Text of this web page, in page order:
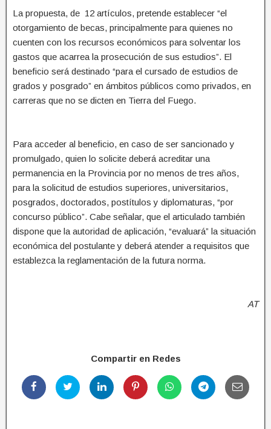
La propuesta, de 12 artículos, pretende establecer “el
otorgamiento de becas, principalmente para quienes no
cuenten con los recursos económicos para solventar los
gastos que acarrea la prosecución de sus estudios”. El
beneficio será destinado “para el cursado de estudios de
grados y posgrado” en ámbitos públicos como privados, en
carreras que no se dicten en Tierra del Fuego.
Para acceder al beneficio, en caso de ser sancionado y
promulgado, quien lo solicite deberá acreditar una
permanencia en la Provincia por no menos de tres años,
para la solicitud de estudios superiores, universitarios,
posgrados, doctorados, postítulos y diplomaturas, “por
concurso público”. Cabe señalar, que el articulado también
dispone que la autoridad de aplicación, “evaluará” la situación
económica del postulante y deberá atender a requisitos que
establezca la reglamentación de la futura norma.
AT
Compartir en Redes